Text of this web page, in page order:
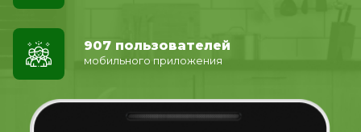
907 пользователей
мобильного приложения